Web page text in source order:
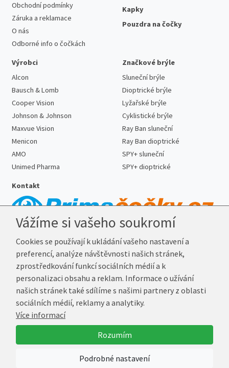
Obchodní podmínky
Záruka a reklamace
O nás
Odborné info o čočkách
Kapky
Pouzdra na čočky
Výrobci
Alcon
Bausch & Lomb
Cooper Vision
Johnson & Johnson
Maxvue Vision
Menicon
AMO
Unimed Pharma
Značkové brýle
Sluneční brýle
Dioptrické brýle
Lyžařské brýle
Cyklistické brýle
Ray Ban sluneční
Ray Ban dioptrické
SPY+ sluneční
SPY+ dioptrické
Kontakt
E-mail:info@prima-cocky.cz
Reklamační adresa
Andrea Votavová
Revoluční 1017
290 01 Poděbrady
© 2026 Prima-Čočky.cz
VytvořilMarek Kebza
Vážíme si vašeho soukromí
Cookies se používají k ukládání vašeho nastavení a
preferencí, analýze návštěvnosti našich stránek,
zprostředkování funkcí sociálních médií a k
personalizaci obsahu a reklam. Informace o užívání
našich stránek také sdílíme s našimi partnery z oblasti
sociálních médií, reklamy a analytiky.
Více informací
Rozumím
Podrobné nastavení